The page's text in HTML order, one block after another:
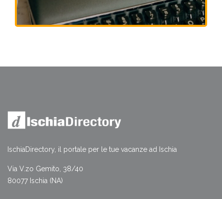
IschiaDirectory, il portale per le tue vacanze ad Ischia
Via V.zo Gemito, 38/40
80077 Ischia (NA)